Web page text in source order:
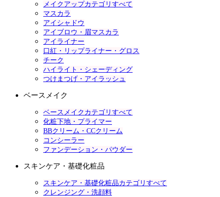
メイクアップカテゴリすべて
マスカラ
アイシャドウ
アイブロウ・眉マスカラ
アイライナー
口紅・リップライナー・グロス
チーク
ハイライト・シェーディング
つけまつげ・アイラッシュ
ベースメイク
ベースメイクカテゴリすべて
化粧下地・プライマー
BBクリーム・CCクリーム
コンシーラー
ファンデーション・パウダー
スキンケア・基礎化粧品
スキンケア・基礎化粧品カテゴリすべて
クレンジング・洗顔料